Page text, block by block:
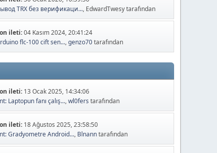
TRX без верификаци..., EdwardTwesy tarafından
ileti:04 Kasım 2024, 20:41:24
flc-100 cift sen...,genzo70tarafından
ileti: 13 Ocak 2025, 14:34:06
Laptopun fanı çalış...,wl0fers tarafından
ileti: 18 Ağustos 2025, 23:58:50
Gradyometre Android..., Blnanntarafından